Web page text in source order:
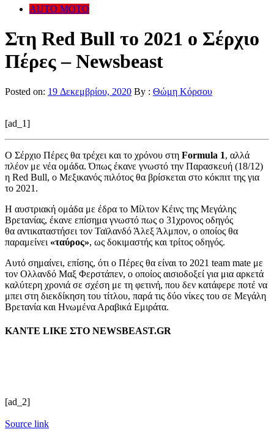
AUTO MOTO
Στη Red Bull το 2021 ο Σέρχιο
Πέρες – Newsbeast
Posted on: 19 Δεκεμβρίου, 2020 By : Θώμη Κόρσου
[ad_1]
Ο Σέρχιο Πέρες θα τρέχει και το χρόνου στη Formula 1, αλλά
πλέον με νέα ομάδα. Όπως έκανε γνωστό την Παρασκευή (18/12)
η Red Bull, ο Μεξικανός πιλότος θα βρίσκεται στο κόκπιτ της για
το 2021.
Η αυστριακή ομάδα με έδρα το Μίλτον Κέινς της Μεγάλης
Βρετανίας, έκανε επίσημα γνωστό πως o 31χρονος οδηγός
θα αντικαταστήσει τον Ταϊλανδό Άλεξ Άλμπον, ο οποίος θα
παραμείνει «ταύρος», ως δοκιμαστής και τρίτος οδηγός.
Αυτό σημαίνει, επίσης, ότι ο Πέρες θα είναι το 2021 team mate με
τον Ολλανδό Μαξ Φερστάπεν, ο οποίος αισιοδοξεί για μια αρκετά
καλύτερη χρονιά σε σχέση με τη φετινή, που δεν κατάφερε ποτέ να
μπει στη διεκδίκηση του τίτλου, παρά τις δύο νίκες του σε Μεγάλη
Βρετανία και Ηνωμένα Αραβικά Εμιράτα.
ΚΑΝΤΕ LIKE ΣΤΟ NEWSBEAST.GR
[ad_2]
Source link